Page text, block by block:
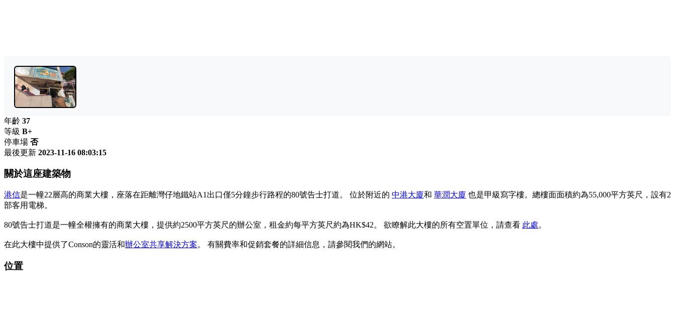
年齡 37
等級 B+
停車場 否
最後更新 2023-11-16 08:03:15
關於這座建築物
港信是一幢22層高的商業大樓，座落在距離灣仔地鐵站A1出口僅5分鐘步行路程的80號告士打道。 位於附近的 中港大廈和 華潤大廈 也是甲級寫字樓。總樓面面積約為55,000平方英尺，設有2
部客用電梯。
80號告士打道是一幢全權擁有的商業大樓，提供約2500平方英尺的辦公室，租金約每平方英尺約為HK$42。 欲瞭解此大樓的所有空置單位，請查看 此處。
在此大樓中提供了Conson的靈活和辦公室共享解決方案。 有關費率和促銷套餐的詳細信息，請參閱我們的網站。
位置